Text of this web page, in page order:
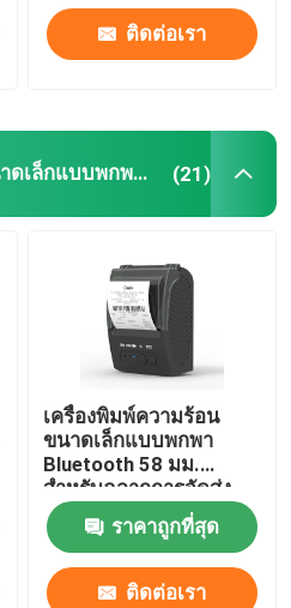
ติดต่อเรา
เครื่องพิมพ์ความร้อนขนาดเล็กแบบพกพา 58 มม. (21)
เครื่องพิมพ์ความร้อน
ขนาดเล็กแบบพกพา
Bluetooth 58 มม.
สำหรับฉลากการจัดส่ง
ธุรกิจขนาดเล็ก
ราคาถูกที่สุด
ติดต่อเรา